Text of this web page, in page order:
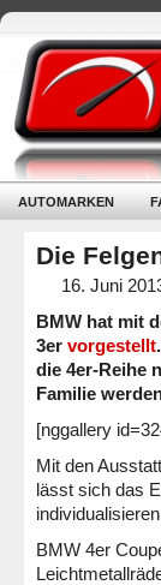
AUTOMARKEN
Die
16. Juni
BMW hat mit
3er vorgestellt
die 4er-Reihe
Familie
[nggallery
Mit den
lässt sich das
BMW 4er